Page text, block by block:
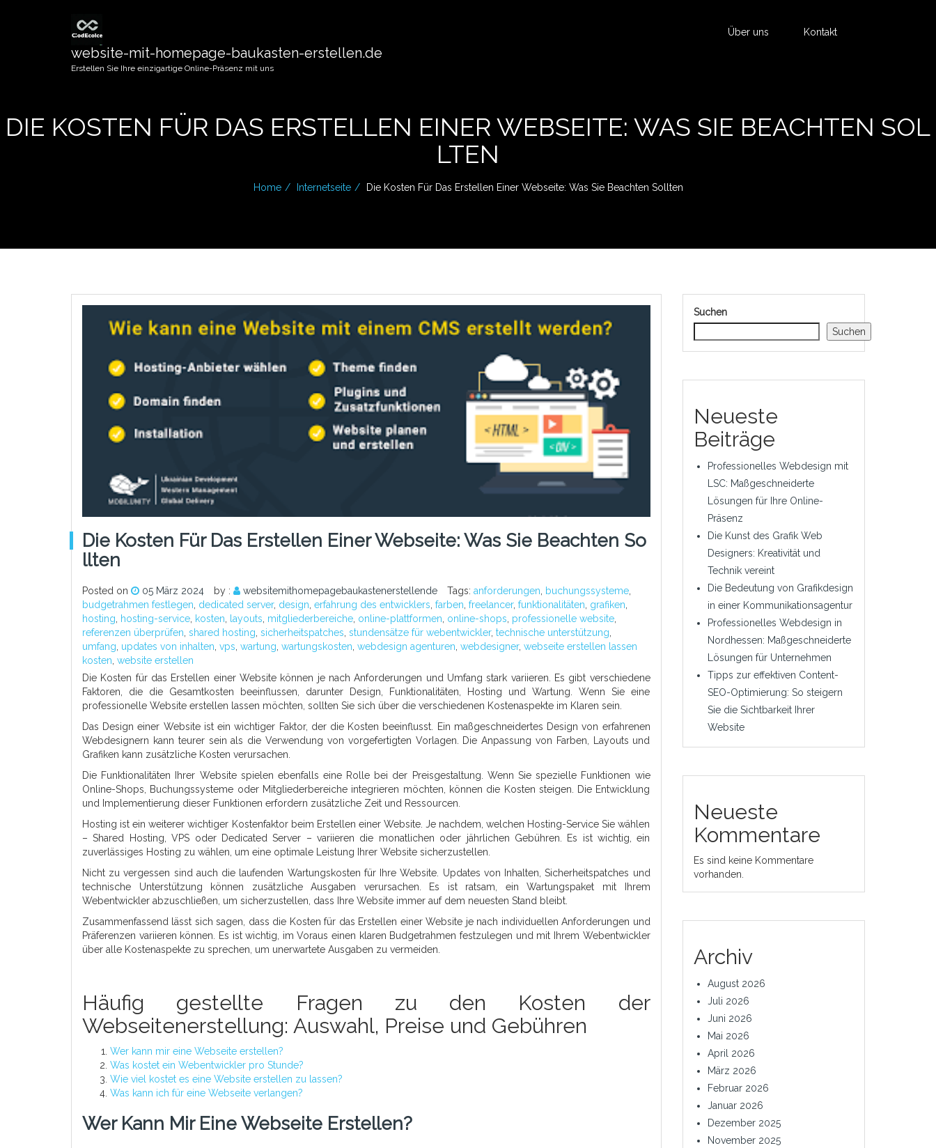
website-mit-homepage-baukasten-erstellen.de
Erstellen Sie Ihre einzigartige Online-Präsenz mit uns
Über uns Kontakt
DIE KOSTEN FÜR DAS ERSTELLEN EINER WEBSEITE: WAS SIE BEACHTEN SOL
LTEN
Home Internetseite Die Kosten Für Das Erstellen Einer Webseite: Was Sie Beachten Sollten
Die Kosten Für Das Erstellen Einer Webseite: Was Sie Beachten So
Llten
Posted on 05 März 2024 by : websitemithomepagebaukastenerstellende Tags: anforderungen, buchungssysteme,
budgetrahmen festlegen, dedicated server, design, erfahrung des entwicklers, farben, freelancer, funktionalitäten, grafiken,
hosting, hosting-service, kosten, layouts, mitgliederbereiche, online-plattformen, online-shops, professionelle website,
referenzen überprüfen, shared hosting, sicherheitspatches, stundensätze für webentwickler, technische unterstützung,
umfang, updates von inhalten, vps, wartung, wartungskosten, webdesign agenturen, webdesigner, webseite erstellen lassen
kosten, website erstellen
Die Kosten für das Erstellen einer Website können je nach Anforderungen und Umfang stark variieren. Es gibt verschiedene
Faktoren, die die Gesamtkosten beeinflussen, darunter Design, Funktionalitäten, Hosting und Wartung. Wenn Sie eine
professionelle Website erstellen lassen möchten, sollten Sie sich über die verschiedenen Kostenaspekte im Klaren sein.
Das Design einer Website ist ein wichtiger Faktor, der die Kosten beeinflusst. Ein maßgeschneidertes Design von erfahrenen
Webdesignern kann teurer sein als die Verwendung von vorgefertigten Vorlagen. Die Anpassung von Farben, Layouts und
Grafiken kann zusätzliche Kosten verursachen.
Die Funktionalitäten Ihrer Website spielen ebenfalls eine Rolle bei der Preisgestaltung. Wenn Sie spezielle Funktionen wie
Online-Shops, Buchungssysteme oder Mitgliederbereiche integrieren möchten, können die Kosten steigen. Die Entwicklung
und Implementierung dieser Funktionen erfordern zusätzliche Zeit und Ressourcen.
Hosting ist ein weiterer wichtiger Kostenfaktor beim Erstellen einer Website. Je nachdem, welchen Hosting-Service Sie wählen
– Shared Hosting, VPS oder Dedicated Server – variieren die monatlichen oder jährlichen Gebühren. Es ist wichtig, ein
zuverlässiges Hosting zu wählen, um eine optimale Leistung Ihrer Website sicherzustellen.
Nicht zu vergessen sind auch die laufenden Wartungskosten für Ihre Website. Updates von Inhalten, Sicherheitspatches und
technische Unterstützung können zusätzliche Ausgaben verursachen. Es ist ratsam, ein Wartungspaket mit Ihrem
Webentwickler abzuschließen, um sicherzustellen, dass Ihre Website immer auf dem neuesten Stand bleibt.
Zusammenfassend lässt sich sagen, dass die Kosten für das Erstellen einer Website je nach individuellen Anforderungen und
Präferenzen variieren können. Es ist wichtig, im Voraus einen klaren Budgetrahmen festzulegen und mit Ihrem Webentwickler
über alle Kostenaspekte zu sprechen, um unerwartete Ausgaben zu vermeiden.
Häufig gestellte Fragen zu den Kosten der
Webseitenerstellung: Auswahl, Preise und Gebühren
Wer kann mir eine Webseite erstellen?
Was kostet ein Webentwickler pro Stunde?
Wie viel kostet es eine Website erstellen zu lassen?
Was kann ich für eine Webseite verlangen?
Wer Kann Mir Eine Webseite Erstellen?
Suchen
Suchen
Neueste
Beiträge
Professionelles Webdesign mit
LSC: Maßgeschneiderte
Lösungen für Ihre Online-
Präsenz
Die Kunst des Grafik Web
Designers: Kreativität und
Technik vereint
Die Bedeutung von Grafikdesign
in einer Kommunikationsagentur
Professionelles Webdesign in
Nordhessen: Maßgeschneiderte
Lösungen für Unternehmen
Tipps zur effektiven Content-
SEO-Optimierung: So steigern
Sie die Sichtbarkeit Ihrer
Website
Neueste
Kommentare
Es sind keine Kommentare
vorhanden.
Archiv
August 2026
Juli 2026
Juni 2026
Mai 2026
April 2026
März 2026
Februar 2026
Januar 2026
Dezember 2025
November 2025